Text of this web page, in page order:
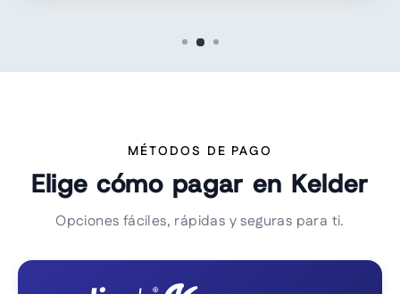
MÉTODOS DE PAGO
Elige cómo pagar en Kelder
Opciones fáciles, rápidas y seguras para ti.